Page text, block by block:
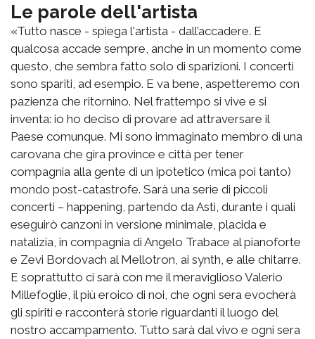
Le parole dell'artista
«Tutto nasce - spiega l'artista - dall’accadere. E
qualcosa accade sempre, anche in un momento come
questo, che sembra fatto solo di sparizioni. I concerti
sono spariti, ad esempio. E va bene, aspetteremo con
pazienza che ritornino. Nel frattempo si vive e si
inventa: io ho deciso di provare ad attraversare il
Paese comunque. Mi sono immaginato membro di una
carovana che gira province e città per tener
compagnia alla gente di un ipotetico (mica poi tanto)
mondo post-catastrofe. Sarà una serie di piccoli
concerti – happening, partendo da Asti, durante i quali
eseguirò canzoni in versione minimale, placida e
natalizia, in compagnia di Angelo Trabace al pianoforte
e Zevi Bordovach al Mellotron, ai synth, e alle chitarre.
E soprattutto ci sarà con me il meraviglioso Valerio
Millefoglie, il più eroico di noi, che ogni sera evocherà
gli spiriti e racconterà storie riguardanti il luogo del
nostro accampamento. Tutto sarà dal vivo e ogni sera